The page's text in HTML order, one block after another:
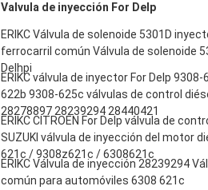
Valvula de inyección For Delp
ERIKC Válvula de solenoide 5301D
ferrocarril común Válvula de solenoide
Delhpi
ERIKC válvula de inyector For Delp
622b 9308-625c válvulas de control
28278897 28239294 28440421
ERIKC CITROEN For Delp válvula de
SUZUKI válvula de inyección del motor
621c / 9308z621c / 6308621c
ERIKC Válvula de inyección 28239294
común para automóviles 6308 621c